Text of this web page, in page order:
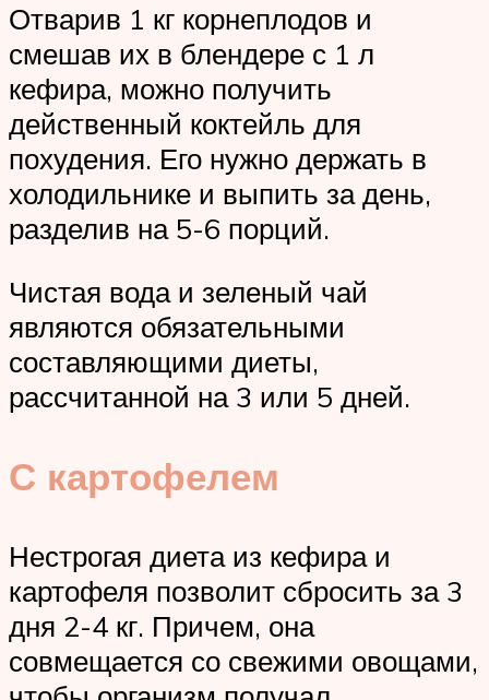
Отварив 1 кг корнеплодов и
смешав их в блендере с 1 л
кефира, можно получить
действенный коктейль для
похудения. Его нужно держать в
холодильнике и выпить за день,
разделив на 5-6 порций.
Чистая вода и зеленый чай
являются обязательными
составляющими диеты,
рассчитанной на 3 или 5 дней.
С картофелем
Нестрогая диета из кефира и
картофеля позволит сбросить за 3
дня 2-4 кг. Причем, она
совмещается со свежими овощами,